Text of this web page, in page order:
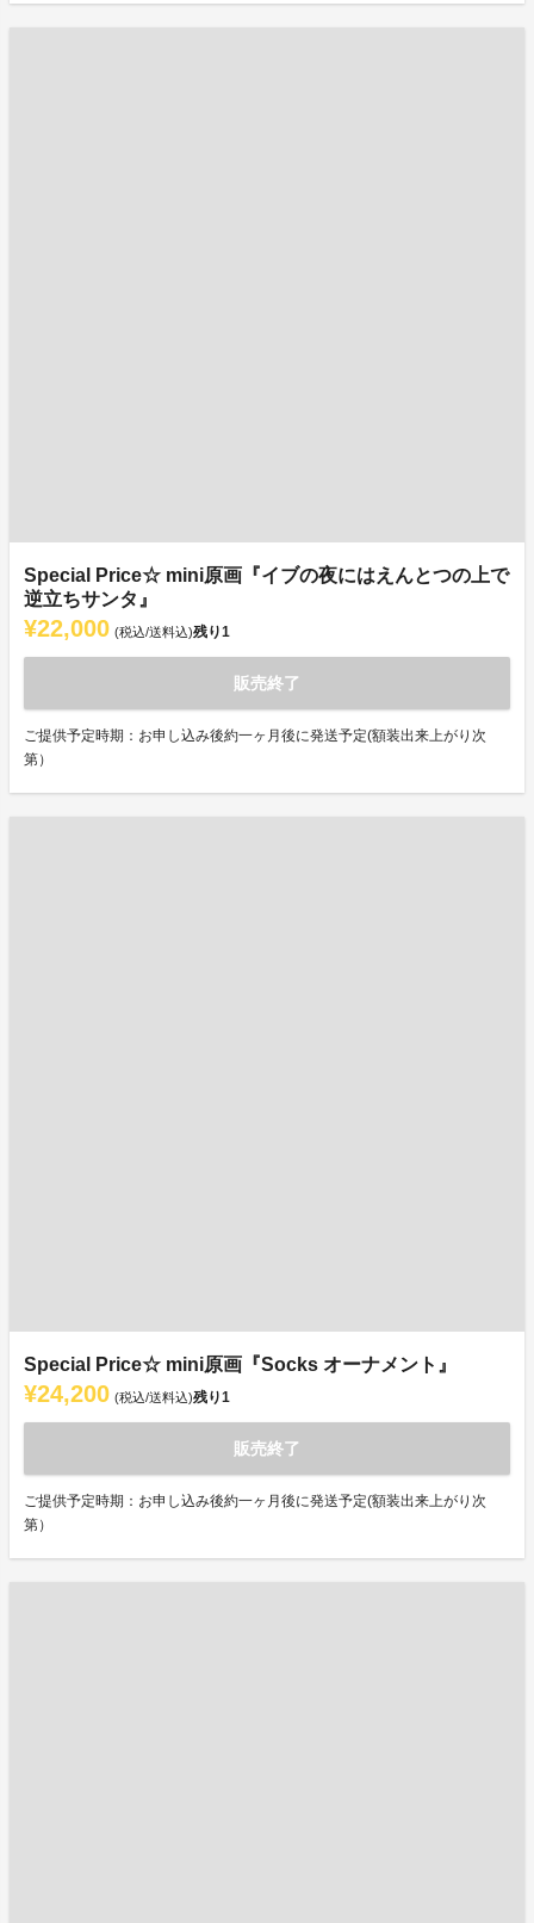
Special Price☆ mini原画『イブの夜にはえんとつの上で
逆立ちサンタ』
¥22,000 (税込/送料込)残り1
販売終了
ご提供予定時期：お申し込み後約一ヶ月後に発送予定(額装出来上がり次
第）
Special Price☆ mini原画『Socks オーナメント』
¥24,200 (税込/送料込)残り1
販売終了
ご提供予定時期：お申し込み後約一ヶ月後に発送予定(額装出来上がり次
第）